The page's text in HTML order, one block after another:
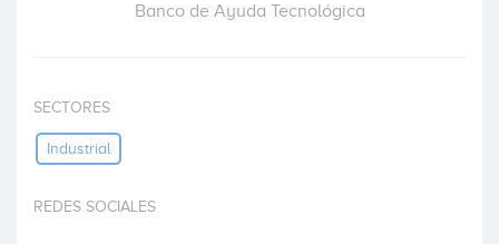
Invertir
Banco de Ayuda Tecnológica
SECTORES
Industrial
REDES SOCIALES